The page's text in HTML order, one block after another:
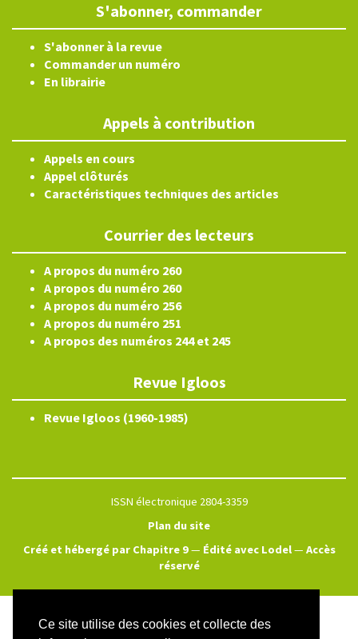
Ce site utilise des cookies et collecte des
S'abonner, commander
S'abonner à la revue
Commander un numéro
En librairie
Appels à contribution
Appels en cours
Appel clôturés
Caractéristiques techniques des articles
Courrier des lecteurs
A propos du numéro 260
A propos du numéro 260
A propos du numéro 256
A propos du numéro 251
A propos des numéros 244 et 245
Revue Igloos
Revue Igloos (1960-1985)
ISSN électronique 2804-3359
Plan du site
Créé et hébergé par Chapitre 9— Édité avec Lodel— Accès
réservé